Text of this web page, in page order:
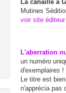
La canaille à
Mutines
voir site éditeur
L'aberration
un numéro
d'exemplaires !
Le titre est
n'apprécia pas